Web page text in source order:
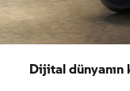
Dijital dünyanın